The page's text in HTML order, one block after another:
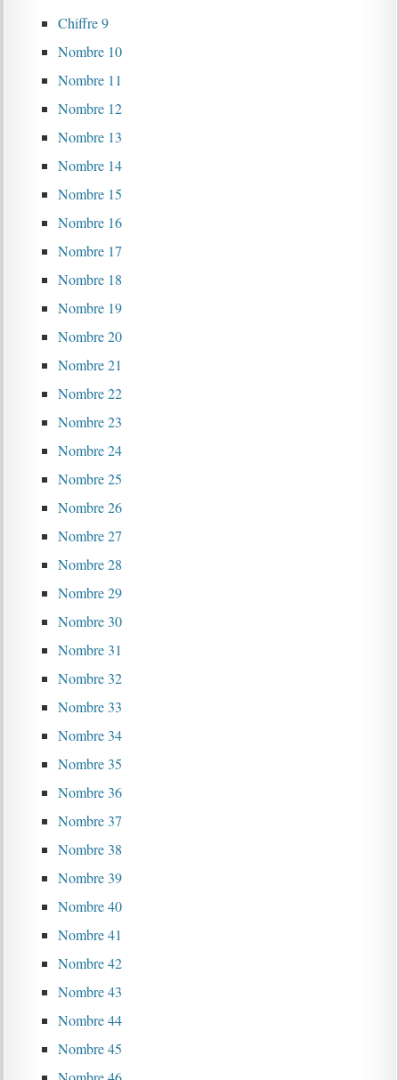
Chiffre 9
Nombre 10
Nombre 11
Nombre 12
Nombre 13
Nombre 14
Nombre 15
Nombre 16
Nombre 17
Nombre 18
Nombre 19
Nombre 20
Nombre 21
Nombre 22
Nombre 23
Nombre 24
Nombre 25
Nombre 26
Nombre 27
Nombre 28
Nombre 29
Nombre 30
Nombre 31
Nombre 32
Nombre 33
Nombre 34
Nombre 35
Nombre 36
Nombre 37
Nombre 38
Nombre 39
Nombre 40
Nombre 41
Nombre 42
Nombre 43
Nombre 44
Nombre 45